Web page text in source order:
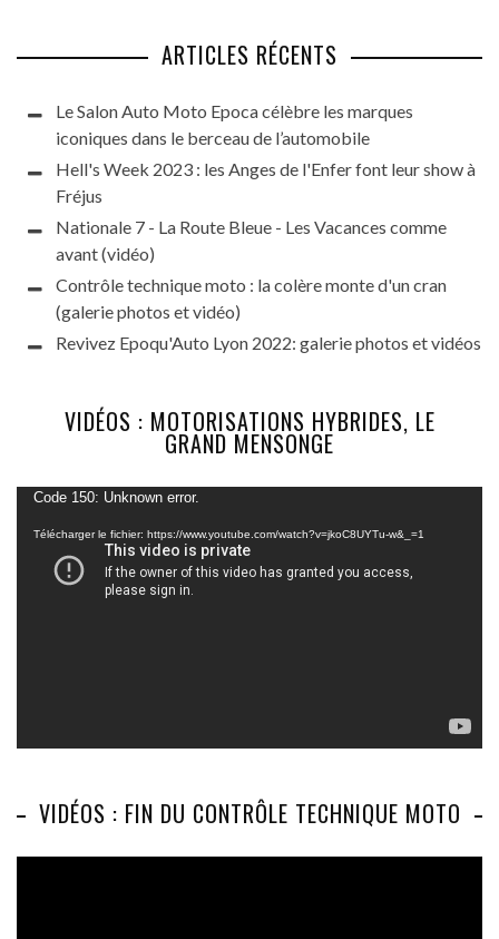
ARTICLES RÉCENTS
Le Salon Auto Moto Epoca célèbre les marques
iconiques dans le berceau de l’automobile
Hell's Week 2023 : les Anges de l'Enfer font leur show à
Fréjus
Nationale 7 - La Route Bleue - Les Vacances comme
avant (vidéo)
Contrôle technique moto : la colère monte d'un cran
(galerie photos et vidéo)
Revivez Epoqu'Auto Lyon 2022: galerie photos et vidéos
VIDÉOS : MOTORISATIONS HYBRIDES, LE
GRAND MENSONGE
Lecteur
vidéo
Code 150: Unknown error.
Télécharger le fichier: https://www.youtube.com/watch?v=jkoC8UYTu-w&_=1
VIDÉOS : FIN DU CONTRÔLE TECHNIQUE MOTO